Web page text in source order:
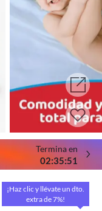
Termina en
02:35:50
¡Haz clic y llévate un dto.
extra de 7%!